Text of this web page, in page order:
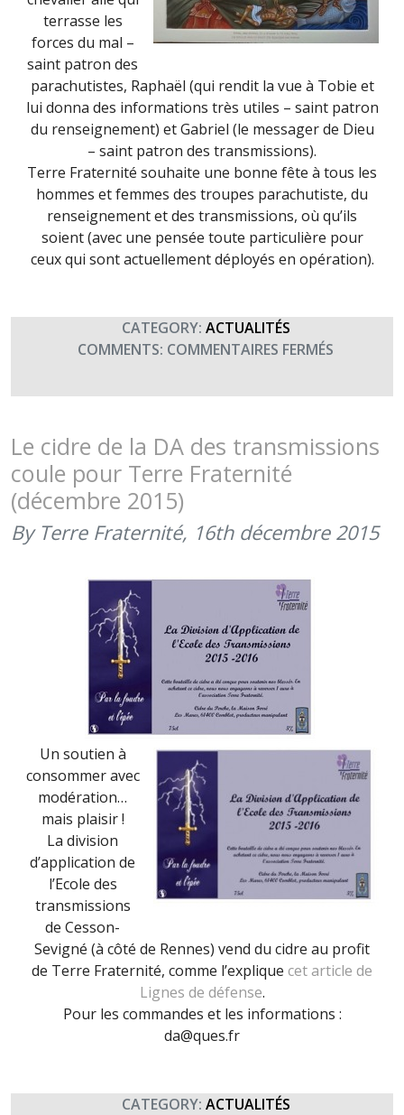
terrasse les
forces du mal –
saint patron des
parachutistes, Raphaël (qui rendit la vue à Tobie et
lui donna des informations très utiles – saint patron
du renseignement) et Gabriel (le messager de Dieu
– saint patron des transmissions).
Terre Fraternité souhaite une bonne fête à tous les
hommes et femmes des troupes parachutiste, du
renseignement et des transmissions, où qu’ils
soient (avec une pensée toute particulière pour
ceux qui sont actuellement déployés en opération).
CATEGORY: ACTUALITÉS
COMMENTS: COMMENTAIRES FERMÉS
SAINTS
MICHEL,
GABRIEL,
FÊTE
Le cidre de la DA des transmissions
coule pour Terre Fraternité
(décembre 2015)
By Terre Fraternité, 16th décembre 2015
Un soutien à
consommer avec
modération…
mais plaisir !
La division
d’application de
l’Ecole des
transmissions
de Cesson-
Sevigné (à côté de Rennes) vend du cidre au profit
de Terre Fraternité, comme l’explique cet article de
Lignes de défense.
Pour les commandes et les informations :
da@ques.fr
CATEGORY: ACTUALITÉS